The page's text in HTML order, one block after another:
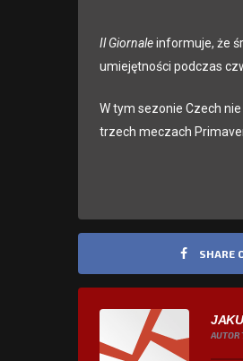
Il Giornaleinformuje, że
umiejętności podczas
W tym sezonie Czech
trzech meczach
SHARE
AUTOR